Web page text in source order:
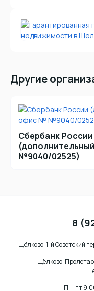
Другие
Сбербанк России
№9040/02525)
(дополнительное
«Щёлково»)
8
Щёлково, 1-й Советский
Щёлково,
Пн-пт